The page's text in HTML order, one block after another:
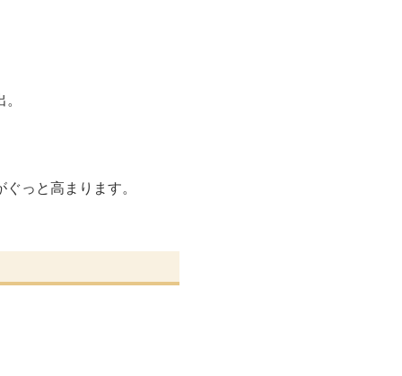
っと高まります。